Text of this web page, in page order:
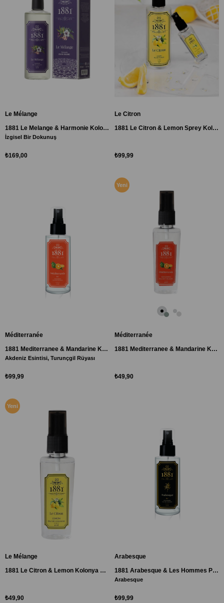
Le Mélange
1881 Le Melange & Harmonie Kolonya 250ml
İzgisel Bir Dokunuş
₺169,00
Le Citron
1881 Le Citron & Lemon Sprey Kolonya 250 ml
₺99,99
Méditerranée
1881 Mediterranee & Mandarine Kolonya Sprey 250 ml
Akdeniz Esintisi, Turunçgil Rüyası
₺99,99
Méditerranée
1881 Mediterranee & Mandarine Kolonya Sprey 50ml
₺49,90
Yeni
Le Mélange
1881 Le Citron & Lemon Kolonya Sprey 50ml
₺49,90
Yeni
Arabesque
1881 Arabesque & Les Hommes Pet Sprey Kolonya 250 ml
Arabesque
₺99,99